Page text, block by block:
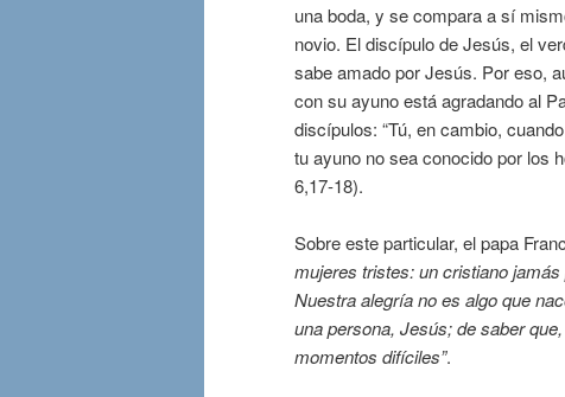
una boda, y se compara a sí
novio. El discípulo de Jesús, el
sabe amado por Jesús. Por eso,
con su ayuno está agradando al
discípulos: “Tú, en cambio,
tu ayuno no sea conocido por los
6,17-18).
Sobre este particular, el papa
mujeres tristes: un cristiano
Nuestra alegría no es algo que
una persona, Jesús; de saber
momentos difíciles”.